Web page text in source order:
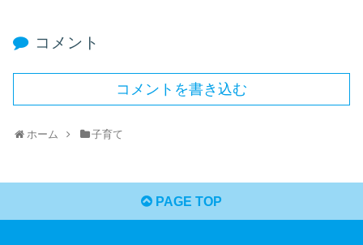
コメント
コメントを書き込む
ホーム 子育て
PAGE TOP